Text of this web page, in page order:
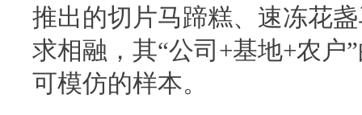
推出的切片马蹄糕、速冻花
求相融，其“公司+基地+农户
可模仿的样本。